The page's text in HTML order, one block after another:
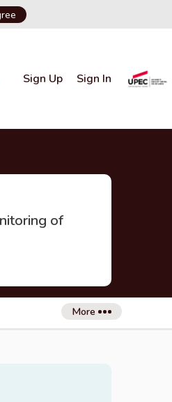
la langue Choose language
Sign Up Sign In
of
More